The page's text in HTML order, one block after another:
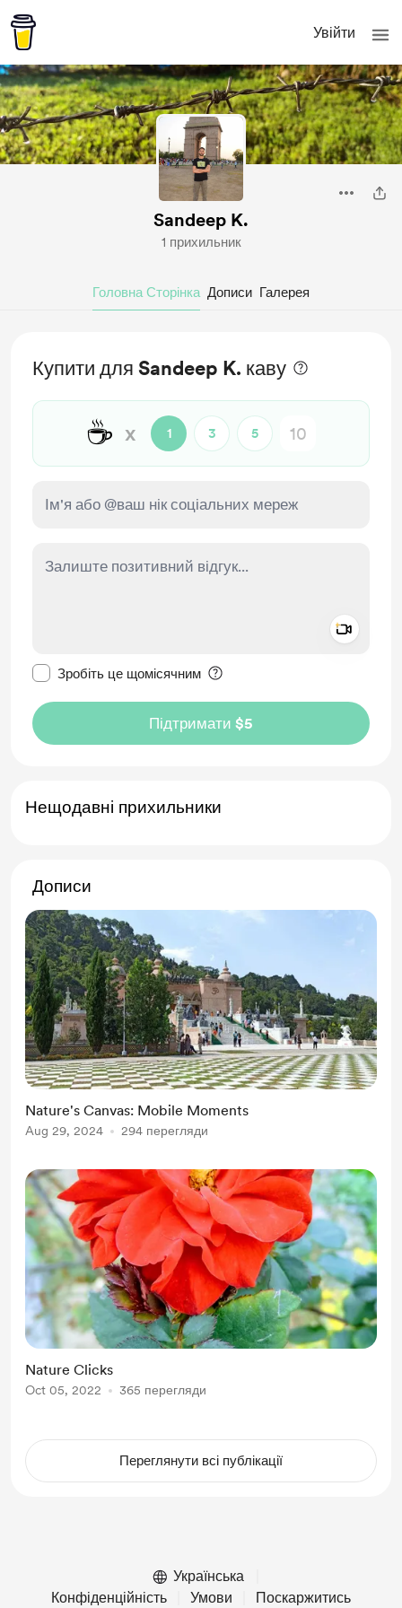
Увійти
Sandeep K.
1 прихильник
Головна Сторінка Дописи Галерея
Купити для Sandeep K. каву
☕ x 1 3 5
Зробіть це щомісячним
Підтримати $5
Нещодавні прихильники
Дописи
Nature's Canvas: Mobile Moments
Aug 29, 2024 294 перегляди
Nature Clicks
Oct 05, 2022 365 перегляди
Переглянути всі публікації
Українська
Конфіденційність
Умови Поскаржитись